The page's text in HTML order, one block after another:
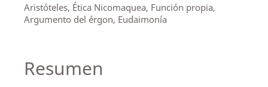
Aristóteles, Ética Nicomaquea, Función propia,
Argumento del érgon, Eudaimonía
Resumen